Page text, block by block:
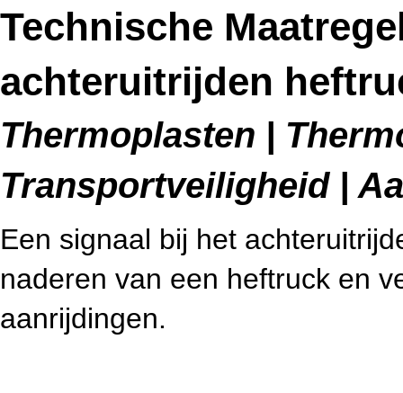
Technische
achteruitrijden
Thermoplasten |
Transportveiligheid |
Een signaal bij het
naderen van een heftruck en
aanrijdingen.